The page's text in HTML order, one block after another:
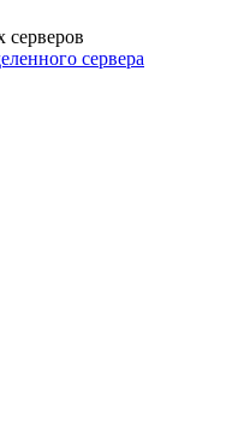
серверов
сервера